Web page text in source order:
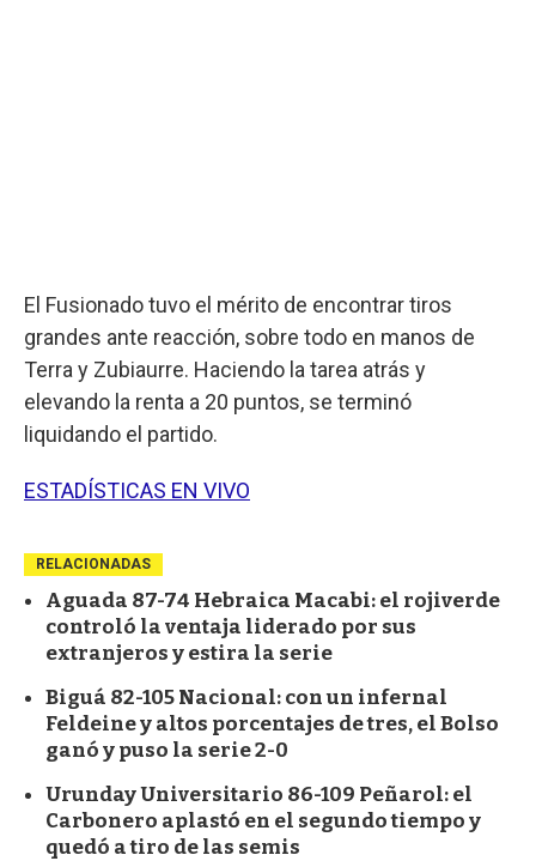
El Fusionado tuvo el mérito de encontrar tiros
grandes ante reacción, sobre todo en manos de
Terra y Zubiaurre. Haciendo la tarea atrás y
elevando la renta a 20 puntos, se terminó
liquidando el partido.
ESTADÍSTICAS EN VIVO
RELACIONADAS
Aguada 87-74 Hebraica Macabi: el rojiverde
controló la ventaja liderado por sus
extranjeros y estira la serie
Biguá 82-105 Nacional: con un infernal
Feldeine y altos porcentajes de tres, el Bolso
ganó y puso la serie 2-0
Urunday Universitario 86-109 Peñarol: el
Carbonero aplastó en el segundo tiempo y
quedó a tiro de las semis